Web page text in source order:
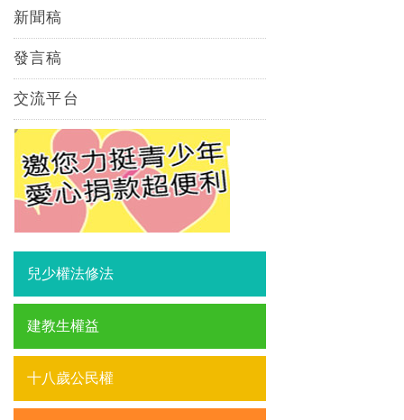
新聞稿
發言稿
交流平台
兒少權法修法
建教生權益
十八歲公民權